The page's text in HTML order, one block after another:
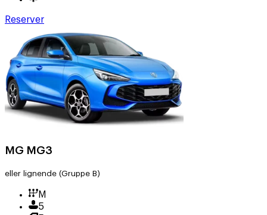
Reserver
MG MG3
eller lignende (Gruppe B)
M
5